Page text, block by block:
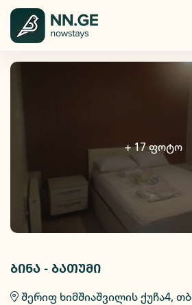
+ 17 ფოტო
ბინა - ბათუმი
შერიფ ხიმშიაშვილის ქუჩა4,